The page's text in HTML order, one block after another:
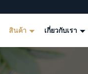
สินค้า เกี่ยวกับเรา